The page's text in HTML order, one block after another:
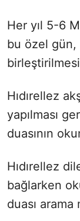
Her yıl 5-6
bu özel gün,
birleştirilmesi
Hıdırellez
yapılması
duasının
Hıdırellez
bağlarken
duası arama